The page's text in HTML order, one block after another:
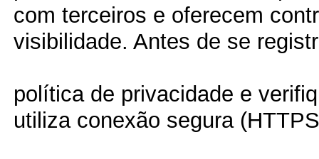
com terceiros e oferecem
visibilidade. Antes de se
política de privacidade e
utiliza conexão segura